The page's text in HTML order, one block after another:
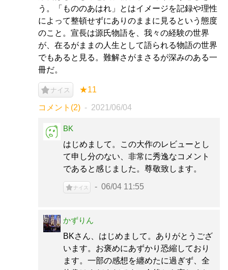
う。「もののあはれ」とはイメージを記録や理性
によって整頓せずにありのままに見るという態度
のこと。宣長は源氏物語を、我々の経験の世界
が、在るがままの人生として語られる物語の世界
でもあると見る。難解さがまさるが深みのある一
冊だ。
ナイス ★11
コメント(2) 2021/06/04
BK
はじめまして。この大作のレビューとし
て申し分のない、非常に秀逸なコメント
であると感じました。尊敬致します。
ナイス 06/04 11:55
かずりん
BKさん、はじめまして。ありがとうござ
います。お褒めにあずかり恐縮しており
ます。一部の感想を纏めたに過ぎず、全